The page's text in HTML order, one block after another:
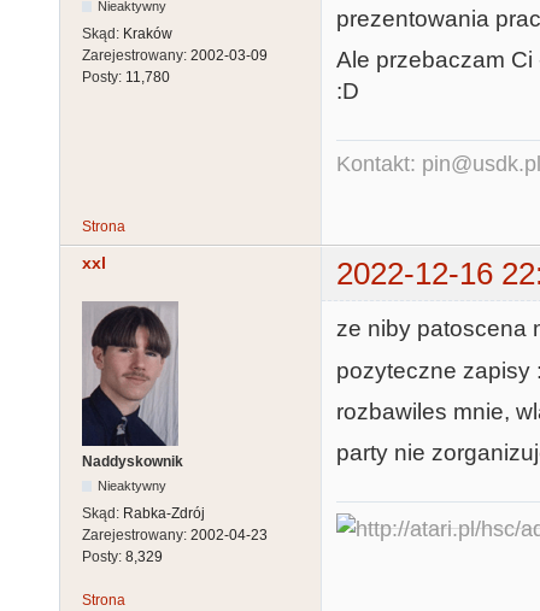
Nieaktywny
Skąd: Kraków
Zarejestrowany: 2002-03-09
Posty: 11,780
prezentowania
Ale przebaczam
:D
Kontakt: pin@usdk.pl
Strona
xxl 2022-12-16
Naddyskownik
Nieaktywny
Skąd: Rabka-Zdrój
Zarejestrowany: 2002-04-23
Posty: 8,329
ze niby patoscena
pozyteczne zapisy
rozbawiles mnie,
party nie
Strona